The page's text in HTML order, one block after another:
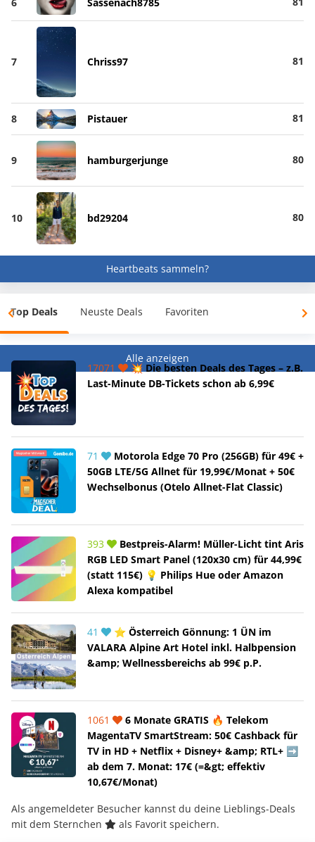
7 Chriss97 81
8 Pistauer 81
9 hamburgerjunge 80
10 bd29204 80
Heartbeats sammeln?
Top Deals Neuste Deals Favoriten
Alle anzeigen
17071
💥 Die besten Deals des Tages – z.B.
Last-Minute DB-Tickets schon ab 6,99€
71
Motorola Edge 70 Pro (256GB) für 49€ +
50GB LTE/5G Allnet für 19,99€/Monat + 50€
Wechselbonus (Otelo Allnet-Flat Classic)
393
Bestpreis-Alarm! Müller-Licht tint Aris
RGB LED Smart Panel (120x30 cm) für 44,99€
(statt 115€) 💡 Philips Hue oder Amazon
Alexa kompatibel
41
⭐ Österreich Gönnung: 1 ÜN im
VALARA Alpine Art Hotel inkl. Halbpension
&amp; Wellnessbereichs ab 99€ p.P.
1061
6 Monate GRATIS 🔥 Telekom
MagentaTV SmartStream: 50€ Cashback für
TV in HD + Netflix + Disney+ &amp; RTL+ ➡️
ab dem 7. Monat: 17€ (=&gt; effektiv
10,67€/Monat)
Als angemeldeter Besucher kannst du deine Lieblings-Deals
mit dem Sternchen
als Favorit speichern.